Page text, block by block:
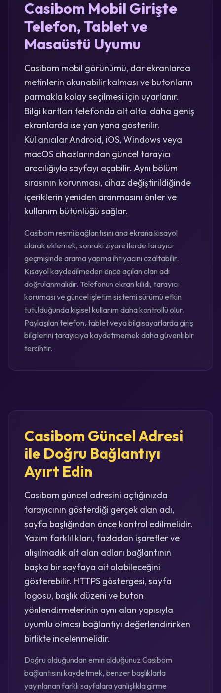
Casibom Mobil Girişte
Telefon, Tablet ve
Masaüstü Uyumu
Casibom mobil görünümü, dar ekranlarda
metinlerin okunabilir kalması ve butonların
parmakla kolay seçilmesi için uyarlanır.
Bilgi kartları telefonda alt alta, daha geniş
ekranlarda ise yan yana gösterilir.
Kullanıcılar Android, iOS, Windows veya
macOS cihazlarından güncel tarayıcı
aracılığıyla sayfayı açabilir. Aynı bölüm
sırasının korunması, cihaz değiştirildiğinde
içeriklerin yeniden aranmasını önler ve
kullanım bütünlüğü sağlar.
Casibom resmi bağlantısını ana ekrana kısayol
olarak eklemek, sonraki ziyaretlerde tarayıcı
geçmişinde arama yapma ihtiyacını azaltabilir.
Kısayol kaydedilmeden önce açılan alan adı
doğrulanmalıdır. Telefonun ekran kilidi, tarayıcı
koruması ve güncel işletim sistemi sürümü etkin
tutulduğunda kişisel kullanım daha kontrollü olur.
Paylaşılan telefon, tablet veya bilgisayarlarda giriş
bilgilerini tarayıcıya kaydetmemek daha güvenli bir
tercihtir.
Casibom Güncel Adresi
ile Doğru Bağlantıyı
Ayırt Edin
Casibom güncel adresini açtığınızda
tarayıcının gösterdiği gerçek alan adı,
sayfa başlığından önce kontrol edilmelidir.
Yazım farklılıkları, fazladan işaretler ve
alışılmadık alt alan adları bağlantının
başka bir sayfaya ait olabileceğini
gösterebilir. HTTPS göstergesi, sayfa
logosu, başlık düzeni ve buton
yönlendirmelerinin aynı alan yapısıyla
uyumlu olması bağlantıyı değerlendirirken
birlikte incelenmelidir.
Doğru olduğundan emin olduğunuz Casibom
bağlantısını kaydetmek, benzer başlıklarla
yayınlanan farklı sayfalara yanlışlıkla girme